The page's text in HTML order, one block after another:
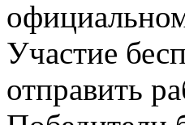
Участие
отправить